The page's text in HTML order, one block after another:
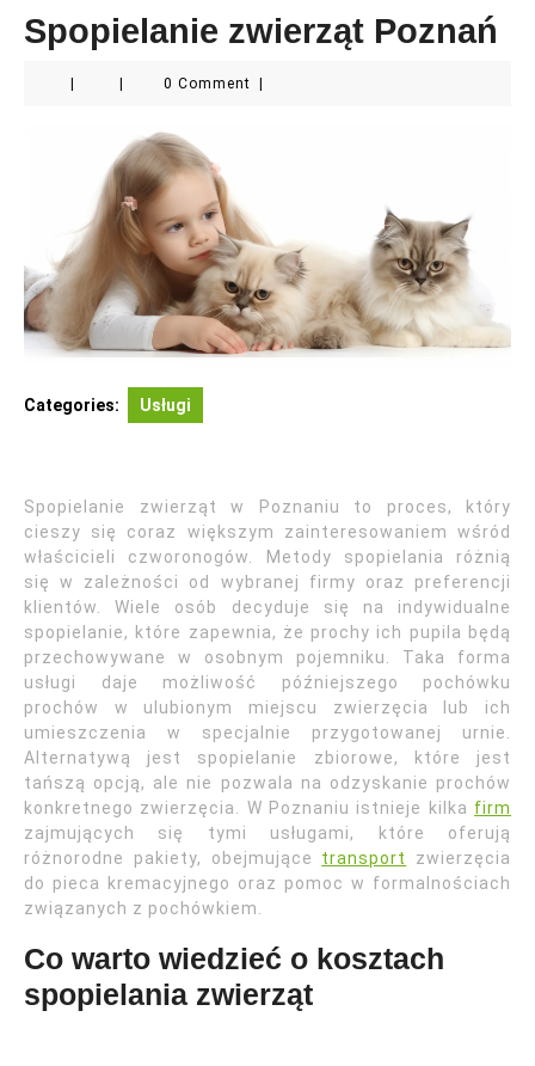
Spopielanie zwierząt Poznań
0 Comment
Categories: Usługi
Spopielanie zwierząt w Poznaniu to proces, który
cieszy się coraz większym zainteresowaniem wśród
właścicieli czworonogów. Metody spopielania różnią
się w zależności od wybranej firmy oraz preferencji
klientów. Wiele osób decyduje się na indywidualne
spopielanie, które zapewnia, że prochy ich pupila będą
przechowywane w osobnym pojemniku. Taka forma
usługi daje możliwość późniejszego pochówku
prochów w ulubionym miejscu zwierzęcia lub ich
umieszczenia w specjalnie przygotowanej urnie.
Alternatywą jest spopielanie zbiorowe, które jest
tańszą opcją, ale nie pozwala na odzyskanie prochów
konkretnego zwierzęcia. W Poznaniu istnieje kilka firm
zajmujących się tymi usługami, które oferują
różnorodne pakiety, obejmujące transport
zwierzęcia
do pieca kremacyjnego oraz pomoc w formalnościach
związanych z pochówkiem.
Co warto wiedzieć o kosztach
spopielania zwierząt